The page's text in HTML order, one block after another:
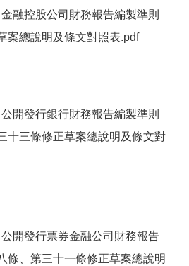
融控股公司財務報告編製準則
案總說明及條文對照表.pdf
開發行銀行財務報告編製準則
十三條修正草案總說明及條文對
開發行票券金融公司財務報告
條、第三十一條修正草案總說明